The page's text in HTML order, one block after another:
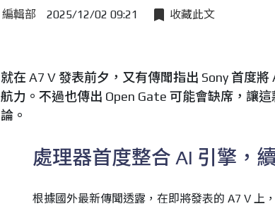
編輯部 2025/12/02 09:21 收藏此文
就在 A7 V 發表前夕，又有傳聞指出 Sony 首度
航力。不過也傳出 Open Gate 可能會缺席，讓
論。
處理器首度整合 AI 引擎，
根據國外最新傳聞透露，在即將發表的 A7 V 上